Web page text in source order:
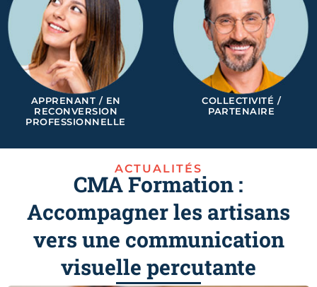
APPRENANT / EN
RECONVERSION
PROFESSIONNELLE
COLLECTIVITÉ /
PARTENAIRE
ACTUALITÉS
CMA Formation :
Accompagner les artisans
vers une communication
visuelle percutante